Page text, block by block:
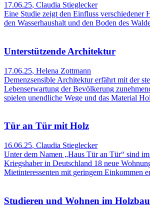
17.06.25, Claudia Stieglecker
Eine Studie zeigt den Einfluss verschiedener
den Wasserhaushalt und den Boden des
Unterstützende Architektur
17.06.25, Helena Zottmann
Demenzsensible Architektur erfährt mit der
Lebenserwartung der Bevölkerung
spielen unendliche Wege und das Material
Tür an Tür mit Holz
16.06.25, Claudia Stieglecker
Unter dem Namen „Haus Tür an Tür“ sind
Kriegshaber in Deutschland 18 neue
Mietinteressenten mit geringem Einkommen
Studieren und Wohnen im Holzbau